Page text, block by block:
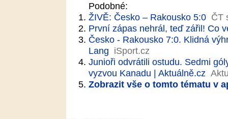
Podobné:
ŽIVĚ: Česko – Rakousko 5:0 ČT
První zápas nehrál, teď zářil! Co
Česko - Rakousko 7:0. Klidná
Lang iSport.cz
Junioři odvrátili ostudu. Sedmi
vyzvou Kanadu | Aktuálně.cz
Zobrazit vše o tomto tématu v